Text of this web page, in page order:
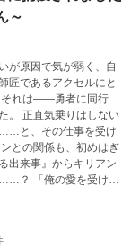
～
が原因で気が弱く、自
匠であるアクセルにと
それは――勇者に同行
。 正直気乗りはしない
と、その仕事を受け
との関係も、初めはぎ
出来事』からキリアン
受け取
から」 「本当のことを
この関係